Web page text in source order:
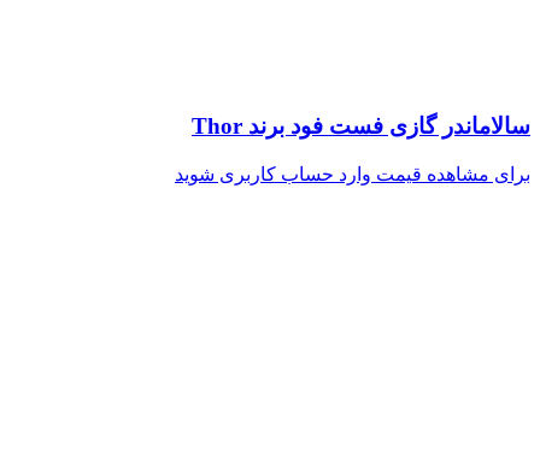
سالاماندر گازی فست فود برند Thor
برای مشاهده قیمت وارد حساب کاربری شوید